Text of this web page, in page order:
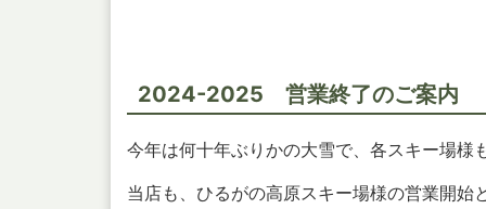
2024-2025 営業終了のご案内
今年は何十年ぶりかの大雪で、各スキー場様
当店も、ひるがの高原スキー場様の営業開始